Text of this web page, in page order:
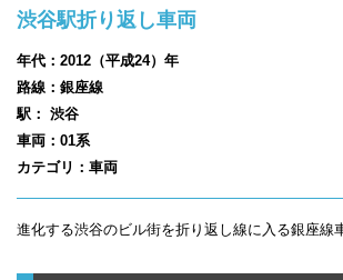
渋谷駅折り返し車両
年代：2012（平成24）年
路線：銀座線
駅： 渋谷
車両：01系
カテゴリ：車両
進化する渋谷のビル街を折り返し線に入る銀座線